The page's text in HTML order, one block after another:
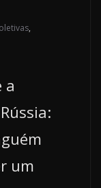
,
a
um